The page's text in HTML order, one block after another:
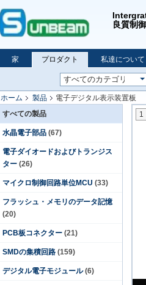
良質制
家 プロダクト 私達について
ホーム 製品
電子デジタル表示装置板
すべての製品
水晶電子部品 (67)
電子ダイオードおよびトランジス
ター (26)
マイクロ制御回路単位MCU (33)
フラッシュ・メモリのデータ記憶
(20)
PCB板コネクター (21)
SMDの集積回路 (159)
デジタル電子モジュール (6)
1